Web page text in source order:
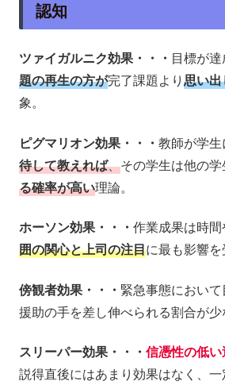
認知
ツァイガルニク効果・・・ 目標が
題の再生の方が完了課題より思い
象。
ピグマリオン効果・・・ 教師が学
待して教えれば、その学生は他の学
る確率が高い理論。
ホーソン効果・・・ 作業成果は時間
囲の関心と上司の注目に最も影響を
傍観者効果・・・ 緊急事態において
援助の手を差し伸べられる割合が少
スリーパー効果・・・ 信憑性の低
説得直後にはあまり効果はなく、